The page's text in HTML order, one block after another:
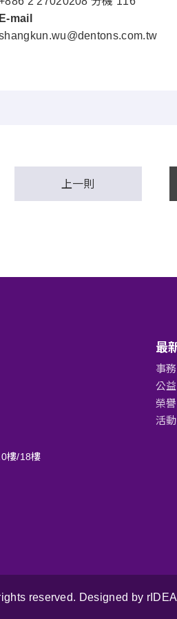
E-mail
上一則
樓/18樓
最
事
公
榮譽
活
reserved. Designed by rIDEA